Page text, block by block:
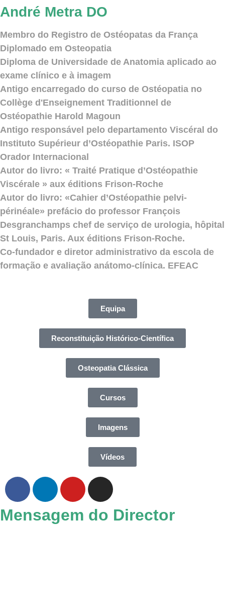
André Metra DO
Membro do Registro de Ostéopatas da França
Diplomado em Osteopatia
Diploma de Universidade de Anatomia aplicado ao
exame clínico e à imagem
Antigo encarregado do curso de Ostéopatia no
Collège d'Enseignement Traditionnel de
Ostéopathie Harold Magoun
Antigo responsável pelo departamento Viscéral do
Instituto Supérieur d’Ostéopathie Paris. ISOP
Orador Internacional
Autor do livro: « Traité Pratique d’Ostéopathie
Viscérale » aux éditions Frison-Roche
Autor do livro: «Cahier d’Ostéopathie pelvi-
périnéale» prefácio do professor François
Desgranchamps chef de serviço de urologia, hôpital
St Louis, Paris. Aux éditions Frison-Roche.
Co-fundador e diretor administrativo da escola de
formação e avaliação anátomo-clínica. EFEAC
Equipa
Reconstituição Histórico-Científica
Osteopatia Clássica
Cursos
Imagens
Vídeos
Mensagem do Director